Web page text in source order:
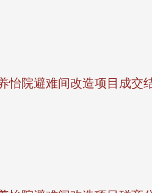
怡院避难间改造项目成交